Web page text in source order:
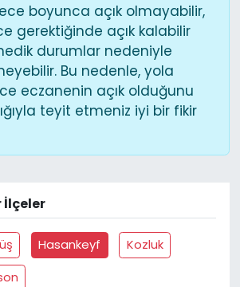
boyunca açık olmayabilir,
gerektiğinde açık kalabilir
durumlar nedeniyle
Bu nedenle, yola
eczanenin açık olduğunu
teyit etmeniz iyi bir fikir
İlçeler
Hasankeyf
Kozluk